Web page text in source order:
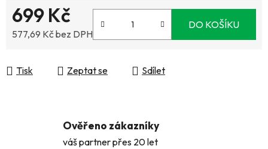
699 Kč
577,69 Kč bez DPH
DO KOŠÍKU
Tisk Zeptat se Sdílet
Ověřeno zákazníky
váš partner přes 20 let